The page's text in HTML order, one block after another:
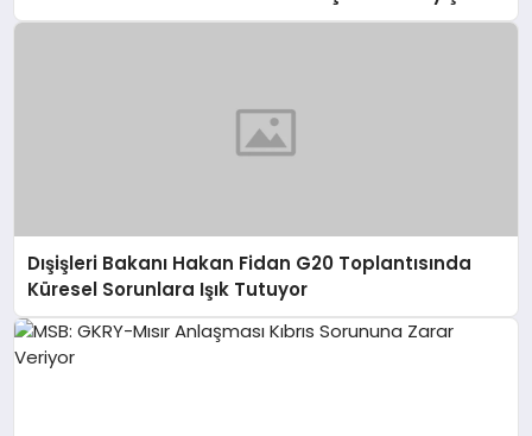
Dışişleri Bakanı Hakan Fidan G20 Toplantısında
Küresel Sorunlara Işık Tutuyor